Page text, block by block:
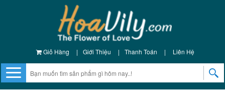
Giỏ Hàng | Giới Thiệu | Thanh Toán | Liên Hệ